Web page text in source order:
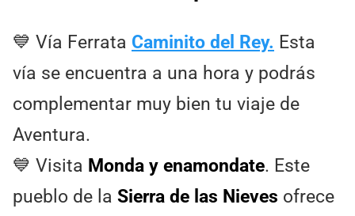
💙 Vía Ferrata Caminito del Rey. Esta
vía se encuentra a una hora y podrás
complementar muy bien tu viaje de
Aventura.
💙 Visita Monda y enamondate. Este
pueblo de la Sierra de las Nieves ofrece